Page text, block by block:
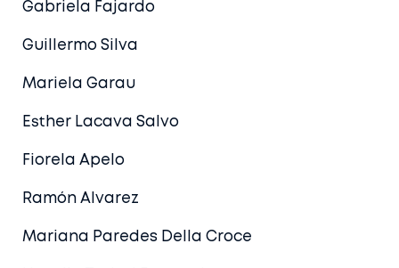
Gabriela Fajardo
Guillermo Silva
Mariela Garau
Esther Lacava Salvo
Fiorela Apelo
Ramón Alvarez
Mariana Paredes Della Croce